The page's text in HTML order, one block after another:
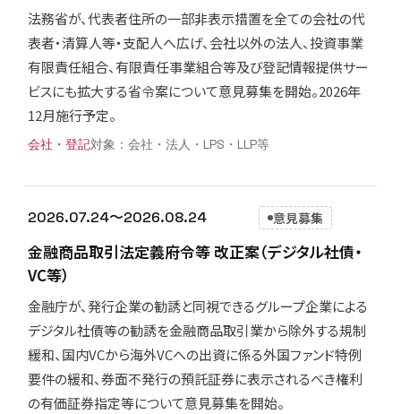
法務省が、代表者住所の一部非表示措置を全ての会社の代
表者・清算人等・支配人へ広げ、会社以外の法人、投資事業
有限責任組合、有限責任事業組合等及び登記情報提供サー
ビスにも拡大する省令案について意見募集を開始。2026年
12月施行予定。
会社・登記 会社・法人・LPS・LLP等
2026.07.24〜2026.08.24 意見募集
金融商品取引法定義府令等 改正案（デジタル社債・
VC等）
金融庁が、発行企業の勧誘と同視できるグループ企業による
デジタル社債等の勧誘を金融商品取引業から除外する規制
緩和、国内VCから海外VCへの出資に係る外国ファンド特例
要件の緩和、券面不発行の預託証券に表示されるべき権利
の有価証券指定等について意見募集を開始。